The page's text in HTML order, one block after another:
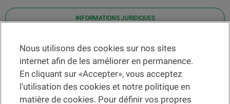
INFORMATIONS JURIDIQUES
Contact
Localiser une agence
Aide
Actualités
Nous utilisons des cookies sur nos sites
internet afin de les améliorer en permanence.
En cliquant sur «Accepter», vous acceptez
l'utilisation des cookies et notre politique en
matière de cookies. Pour définir vos propres